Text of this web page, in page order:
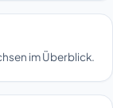
im Überblick.